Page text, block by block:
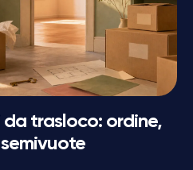
trasloco: ordine,